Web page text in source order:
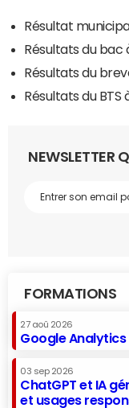
Résultat
Résultats du bac
Résultats du
Résultats du BTS
NEWSLETTER
FORMATIONS
27 aoû 2026
Google Analytics
03 sep 2026
ChatGPT et IA
et usages